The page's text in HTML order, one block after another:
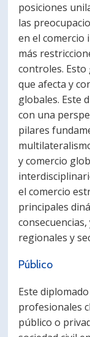
posiciones
las
en el comercio
más
controles.
que afecta y
globales. Este
con una
pilares
y comercio
el comercio
principales
regionales y
Público
Este
profesionales
público o